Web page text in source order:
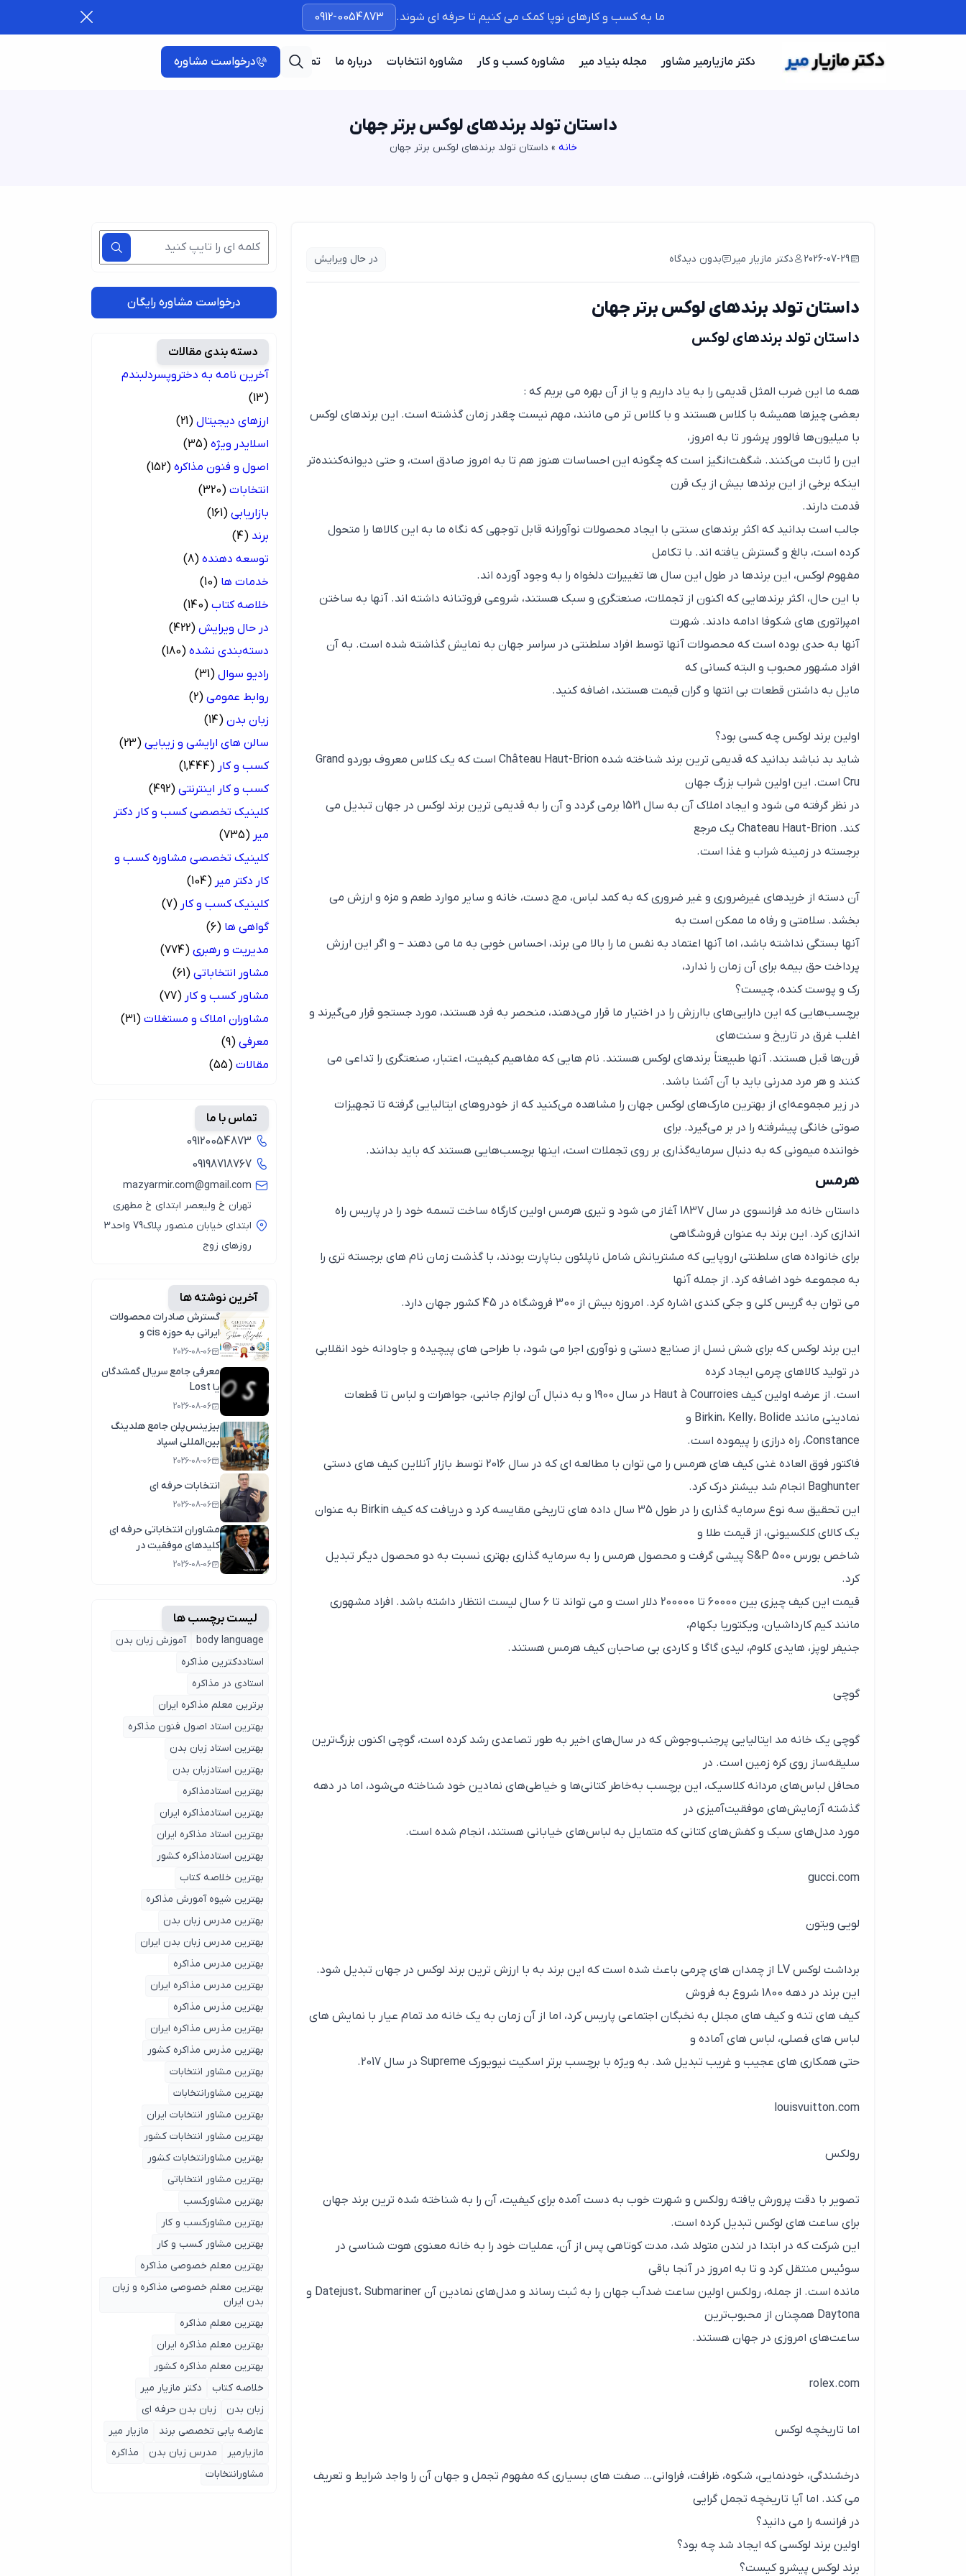
ما به کسب و کارهای نوپا کمک می کنیم تا حرفه ای شوند. 0912-0054873
دکتر مازیارمیر مشاور مجله بنیاد میر مشاوره کسب و کار مشاوره انتخابات درباره ما تماس با ما درخواست مشاوره
داستان تولد برندهای لوکس برتر جهان
خانه » داستان تولد برندهای لوکس برتر جهان
2026-07-29 دکتر مازیار میر بدون دیدگاه در حال ویرایش
داستان تولد برندهای لوکس برتر جهان
داستان تولد برندهای لوکس
همه ما این ضرب المثل قدیمی را به یاد داریم و یا از آن بهره می بریم که :
بعضی چیزها همیشه با کلاس هستند و با کلاس تر می مانند، مهم نیست چقدر زمان گذشته است. این برندهای لوکس
با میلیون‌ها فالوور پرشور تا به امروز،
این را ثابت می‌کنند. شگفت‌انگیز است که چگونه این احساسات هنوز هم تا به امروز صادق است، و حتی دیوانه‌کننده‌تر
اینکه برخی از این برندها بیش از یک قرن
قدمت دارند.
جالب است بدانید که اکثر برندهای سنتی با ایجاد محصولات نوآورانه قابل توجهی که نگاه ما به این کالاها را متحول
کرده است، بالغ و گسترش یافته اند. با تکامل
مفهوم لوکس، این برندها در طول این سال ها تغییرات دلخواه را به وجود آورده اند.
با این حال، اکثر برندهایی که اکنون از تجملات، صنعتگری و سبک هستند، شروعی فروتنانه داشته اند. آنها به ساختن
امپراتوری های شکوفا ادامه دادند. شهرت
آنها به حدی بوده است که محصولات آنها توسط افراد سلطنتی در سراسر جهان به نمایش گذاشته شده است. به آن
افراد مشهور محبوب و البته کسانی که
مایل به داشتن قطعات بی انتها و گران قیمت هستند، اضافه کنید.
اولین برند لوکس چه کسی بود؟
شاید بد نباشد بدانید که قدیمی ترین برند شناخته شده Château Haut-Brion است که یک کلاس معروف بوردو Grand
Cru است. این اولین شراب بزرگ جهان
در نظر گرفته می شود و ایجاد املاک آن به سال 1521 برمی گردد و آن را به قدیمی ترین برند لوکس در جهان تبدیل می
کند. Chateau Haut-Brion یک مرجع
برجسته در زمینه شراب و غذا است.
آن دسته از خریدهای غیرضروری و غیر ضروری که به کمد لباس، مچ دست، خانه و سایر موارد طعم و مزه و ارزش می
بخشد. سلامتی و رفاه ما ممکن است به
آنها بستگی نداشته باشد، اما آنها اعتماد به نفس ما را بالا می برند، احساس خوبی به ما می دهند – و اگر این ارزش
پرداخت حق بیمه برای آن زمان را ندارد،
رک و پوست کنده، چیست؟
برچسب‌هایی که این دارایی‌های باارزش را در اختیار ما قرار می‌دهند، منحصر به فرد هستند، مورد جستجو قرار می‌گیرند و
اغلب غرق در تاریخ و سنت‌های
قرن‌ها قبل هستند. آنها طبیعتاً برندهای لوکس هستند. نام هایی که مفاهیم کیفیت، اعتبار، صنعتگری را تداعی می
کنند و هر مرد مدرنی باید با آن آشنا باشد.
در زیر مجموعه‌ای از بهترین مارک‌های لوکس جهان را مشاهده می‌کنید که از خودروهای ایتالیایی گرفته تا تجهیزات
صوتی خانگی پیشرفته را در بر می‌گیرد. برای
خواننده میمونی که به دنبال سرمایه‌گذاری بر روی تجملات است، اینها برچسب‌هایی هستند که باید بدانند.
هرمس
داستان خانه مد فرانسوی در سال 1837 آغاز می شود و تیری هرمس اولین کارگاه ساخت تسمه خود را در پاریس راه
اندازی کرد. این برند به عنوان فروشگاهی
برای خانواده های سلطنتی اروپایی که مشتریانش شامل ناپلئون بناپارت بودند، با گذشت زمان نام های برجسته تری را
به مجموعه خود اضافه کرد. از جمله آنها
می توان به گریس کلی و جکی کندی اشاره کرد. امروزه بیش از 300 فروشگاه در 45 کشور جهان دارد.
این برند لوکس که برای شش نسل از صنایع دستی و نوآوری اجرا می شود، با طراحی های پیچیده و جاودانه خود انقلابی
در تولید کالاهای چرمی ایجاد کرده
است. از عرضه اولین کیف Haut à Courroies در سال 1900 و به دنبال آن لوازم جانبی، جواهرات و لباس تا قطعات
نمادینی مانند Birkin، Kelly، Bolide و
Constance، راه درازی را پیموده است.
فاکتور فوق العاده غنی کیف های هرمس را می توان با مطالعه ای که در سال 2016 توسط بازار آنلاین کیف های دستی
Baghunter انجام شد بیشتر درک کرد.
این تحقیق سه نوع سرمایه گذاری را در طول 35 سال داده های تاریخی مقایسه کرد و دریافت که کیف Birkin به عنوان
یک کالای کلکسیونی، از قیمت طلا و
شاخص بورس S&P 500 پیشی گرفت و محصول هرمس را به سرمایه گذاری بهتری نسبت به دو محصول دیگر تبدیل
کرد.
قیمت این کیف چیزی بین 60000 تا 200000 دلار است و می تواند تا 6 سال لیست انتظار داشته باشد. افراد مشهوری
مانند کیم کارداشیان، ویکتوریا بکهام،
جنیفر لوپز، هایدی کلوم، لیدی گاگا و کاردی بی صاحبان کیف هرمس هستند.
گوچی
گوچی یک خانه مد ایتالیایی پرجنب‌وجوش که در سال‌های اخیر به طور تصاعدی رشد کرده است، گوچی اکنون بزرگ‌ترین
سلیقه‌ساز روی کره زمین است. در
محافل لباس‌های مردانه کلاسیک، این برچسب به‌خاطر کتانی‌ها و خیاطی‌های نمادین خود شناخته می‌شود، اما در دهه
گذشته آزمایش‌های موفقیت‌آمیزی در
مورد مدل‌های سبک و کفش‌های کتانی که متمایل به لباس‌های خیابانی هستند، انجام شده است.
gucci.com
لویی ویتون
برداشت لوکس LV از چمدان های چرمی باعث شده است که این برند به با ارزش ترین برند لوکس در جهان تبدیل شود.
این برند در دهه 1800 شروع به فروش
کیف های تنه و کیف های مجلل به نخبگان اجتماعی پاریس کرد، اما از آن زمان به یک خانه مد تمام عیار با نمایش های
لباس های فصلی، لباس های آماده و
حتی همکاری های عجیب و غریب تبدیل شد. به ویژه با برچسب برتر اسکیت نیویورک Supreme در سال 2017.
louisvuitton.com
رولکس
تصویر با دقت پرورش یافته رولکس و شهرت خوب به دست آمده برای کیفیت، آن را به شناخته شده ترین برند جهان
برای ساعت های لوکس تبدیل کرده است.
این شرکت که در ابتدا در لندن متولد شد، مدت کوتاهی پس از آن، عملیات خود را به خانه معنوی هوت شناسی در
سوئیس منتقل کرد و تا به امروز در آنجا باقی
مانده است. از جمله، رولکس اولین ساعت ضدآب جهان را به ثبت رساند و مدل‌های نمادین آن Datejust، Submariner و
Daytona همچنان از محبوب‌ترین
ساعت‌های امروزی در جهان هستند.
rolex.com
اما تاریخچه لوکس
درخشندگی، خودنمایی، شکوه، ظرافت، فراوانی… صفت های بسیاری که مفهوم تجمل و جهان آن را واجد شرایط و تعریف
می کند. اما آیا تاریخچه تجمل گرایی
در فرانسه را می دانید؟
اولین برند لوکسی که ایجاد شد چه بود؟
برند لوکس پیشرو کیست؟
درخواست مشاوره رایگان
دسته بندی مقالات
آخرین نامه به دختروپسردلبندم
(13)
ارزهای دیجیتال (21)
اسلایدر ویژه (35)
اصول و فنون مذاکره (152)
انتخابات (320)
بازاریابی (161)
برند (4)
توسعه دهنده (8)
خدمات ها (10)
خلاصه کتاب (140)
در حال ویرایش (422)
دسته‌بندی نشده (180)
رادیو سوال (31)
روابط عمومی (2)
زبان بدن (14)
سالن های ارایشی و زیبایی (23)
کسب و کار (1,444)
کسب و کار اینترنتی (492)
کلینیک تخصصی کسب و کار دکتر
میر (735)
کلینیک تخصصی مشاوره کسب و
کار دکتر میر (104)
کلینیک کسب و کار (7)
گواهی ها (6)
مدیریت و رهبری (774)
مشاور انتخاباتی (61)
مشاور کسب و کار (77)
مشاوران املاک و مستغلات (31)
معرفی (9)
مقالات (55)
تماس با ما
09120054873
09198718767
mazyarmir.com@gmail.com
تهران خ ولیعصر ابتدای خ مطهری
ابتدای خیابان منصور پلاک79 واحد3
روزهای زوج
آخرین نوشته ها
گسترش صادرات محصولات
ایرانی به حوزه cis و
کشورهای عربی
2026-08-06
معرفی جامع سریال گمشدگان
یا Lost
2026-08-06
بیزینس‌پلن جامع هلدینگ
بین‌المللی اسپاد
2026-08-06
انتخابات حرفه ای
2026-08-06
مشاوران انتخاباتی حرفه ای
کلیدهای موفقیت در
انتخابات سال1404
2026-08-06
لیست برچسب ها
body language
آموزش زبان بدن
استاددکترین مذاکره
استادی در مذاکره
برترین معلم مذاکره ایران
بهترین استاد اصول ‌فنون مذاکره
بهترین استاد زبان بدن
بهترین استادزبان بدن
بهترین استادمذاکره
بهترین استادمذاکره ایران
بهترین استاد مذاکره ایران
بهترین استادمذاکره کشور
بهترین خلاصه کتاب
بهترین شیوه آمورش مذاکره
بهترین مدرس زبان بدن
بهترین مدرس زبان بدن ایران
بهترین مدرس مذاکره
بهترین مدرس مذاکره ایران
بهترین مذرس مذاکره
بهترین مذرس مذاکره ایران
بهترین مذرس مذاکره کشور
بهترین مشاور انتخابات
بهترین مشاورانتخابات
بهترین مشاور انتخابات ایران
بهترین مشاور انتخابات کشور
بهترین مشاورانتخابات کشور
بهترین مشاور انتخاباتی
بهترین مشاورکسب
بهترین مشاورکسب و کار
بهترین مشاور کسب و کار
بهترین معلم خصوصی مذاکره
بهترین معلم خصوصی مذاکره و زبان
بدن ایران
بهترین معلم مذاکره
بهترین معلم مذاکره ایران
بهترین معلم مذاکره کشور
خلاصه کتاب
دکتر مازیار میر
زبان بدن
زبان بدن حرفه ای
عارضه یابی تخصصی برند
مازیار میر
مازیارمیر
مدرس زبان بدن
مذاکره
مشاورانتخابات